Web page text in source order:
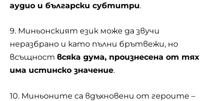
аудио и български субтитри.
9. Миньонският език може да звучи
неразбрано и като пълни брътвежи, но
всъщност всяка дума, произнесена от тях
има истинско значение.
10. Миньоните са вдъхновени от героите –